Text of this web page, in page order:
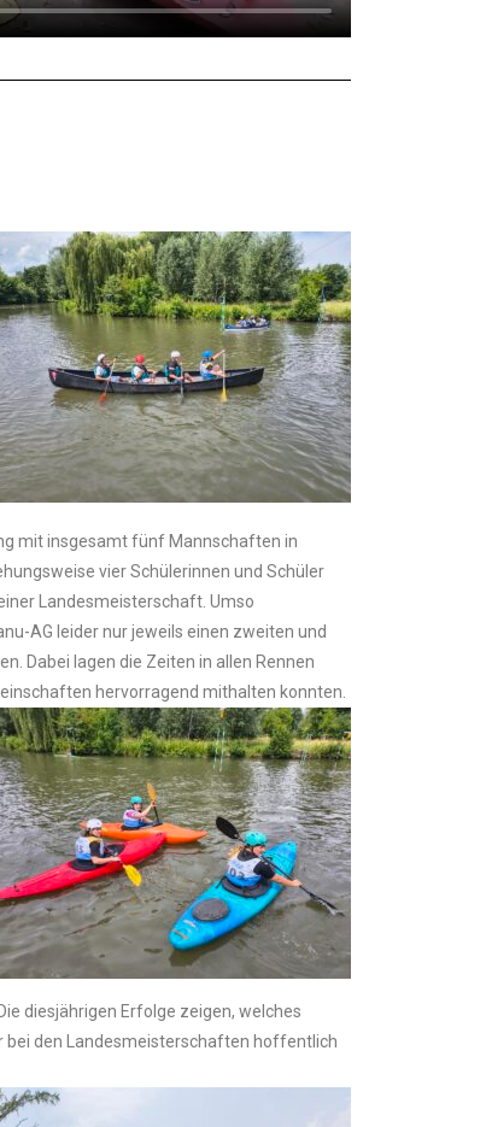
mit insgesamt fünf Mannschaften in
vier Schülerinnen und Schüler
Landesmeisterschaft. Umso
AG leider nur jeweils einen zweiten und
Dabei lagen die Zeiten in allen Rennen
hervorragend mithalten konnten.
diesjährigen Erfolge zeigen, welches
bei den Landesmeisterschaften hoffentlich